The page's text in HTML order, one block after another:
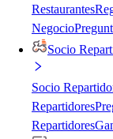
Restaurantes
Negocio
Socio
Socio
Repartidores
Repartidores